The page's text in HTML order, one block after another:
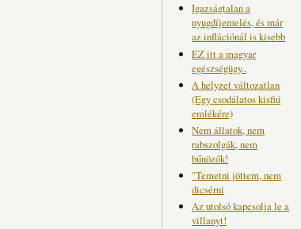
Igazságtalan a
nyugdíjemelés, és már
az inflációnál is kisebb
EZ itt a magyar
egészségügy..
A helyzet változatlan
(Egy csodálatos kisfiú
emlékére)
Nem állatok, nem
rabszolgák, nem
bűnözők!
"Temetni jöttem, nem
dicsérni
Az utolsó kapcsolja le a
villanyt!